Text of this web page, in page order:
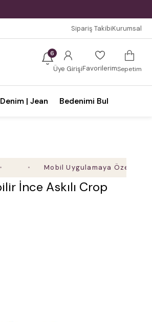
Sipariş TakibiKurumsal
6
Üye GirişiFavorilerimSepetim
Denim | Jean Bedenimi Bul
Mobil Uygulamaya Özel Ek %5
İnce Askılı Crop